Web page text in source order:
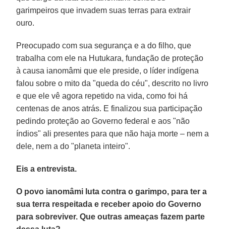
garimpeiros que invadem suas terras para extrair
ouro.
Preocupado com sua segurança e a do filho, que
trabalha com ele na Hutukara, fundação de proteção
à causa ianomâmi que ele preside, o líder indígena
falou sobre o mito da "queda do céu", descrito no livro
e que ele vê agora repetido na vida, como foi há
centenas de anos atrás. E finalizou sua participação
pedindo proteção ao Governo federal e aos "não
índios" ali presentes para que não haja morte – nem a
dele, nem a do "planeta inteiro".
Eis a entrevista.
O povo ianomâmi luta contra o garimpo, para ter a
sua terra respeitada e receber apoio do Governo
para sobreviver. Que outras ameaças fazem parte